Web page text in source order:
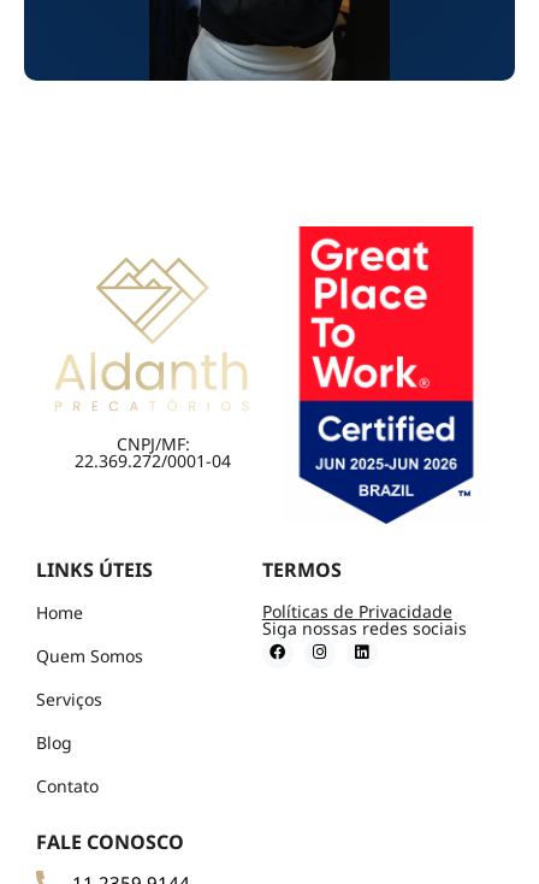
CNPJ/MF:
22.369.272/0001-04
LINKS ÚTEIS
Home
Quem Somos
Serviços
Blog
Contato
TERMOS
Políticas de Privacidade
Siga nossas redes sociais
FALE CONOSCO